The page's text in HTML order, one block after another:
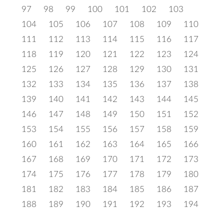
97
98 99 100 101 102
103
104
105 106 107 108 109
110
111
112 113 114 115 116
117
118
119 120 121 122 123
124
125
126 127 128 129 130
131
132
133 134 135 136 137
138
139
140 141 142 143 144
145
146
147 148 149 150 151
152
153
154 155 156 157 158
159
160
161 162 163 164 165
166
167
168 169 170 171 172
173
174
175 176 177 178 179
180
181
182 183 184 185 186
187
188
189 190 191 192 193
194